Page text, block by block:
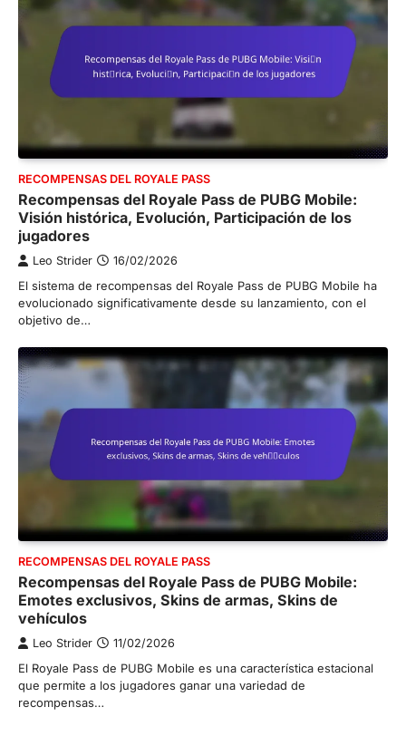
RECOMPENSAS DEL ROYALE PASS
Recompensas del Royale Pass de PUBG Mobile:
Visión histórica, Evolución, Participación de los
jugadores
Leo Strider 16/02/2026
El sistema de recompensas del Royale Pass de PUBG Mobile ha
evolucionado significativamente desde su lanzamiento, con el
objetivo de…
RECOMPENSAS DEL ROYALE PASS
Recompensas del Royale Pass de PUBG Mobile:
Emotes exclusivos, Skins de armas, Skins de
vehículos
Leo Strider 11/02/2026
El Royale Pass de PUBG Mobile es una característica estacional
que permite a los jugadores ganar una variedad de
recompensas…